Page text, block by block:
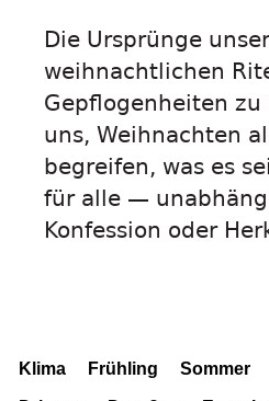
Die Ursprünge
weihnachtlichen
Gepflogenheiten
uns, Weihnachten
begreifen, was es
für alle —
Konfession oder
Klima Frühling Sommer